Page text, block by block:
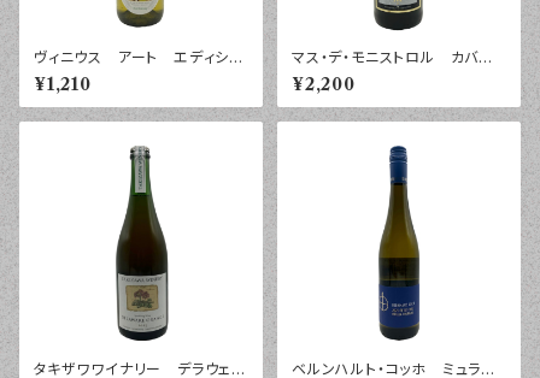
ヴィニウス アート エディショ
ン シャルドネ ペイ・ドック
２０２５年 ７５０ｍｌ
¥1,210
マス・デ・モニストロル カバ
セレクション エスペシャル ブ
リュット ２０２３年 ７５０ｍｌ
¥2,200
タキザワワイナリー デラウェ
ベルンハルト・コッホ ミュラー